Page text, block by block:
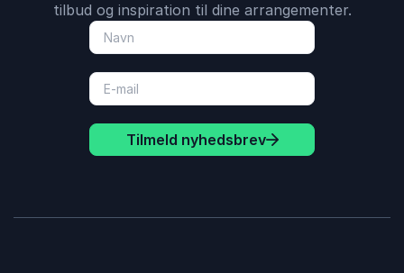
tilbud og inspiration til dine arrangementer.
Tilmeld nyhedsbrev